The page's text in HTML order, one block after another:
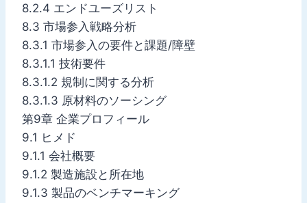
8.2.4 エンドユーズリスト
8.3 市場参入戦略分析
8.3.1 市場参入の要件と課題/障壁
8.3.1.1 技術要件
8.3.1.2 規制に関する分析
8.3.1.3 原材料のソーシング
第9章 企業プロフィール
9.1 ヒメド
9.1.1 会社概要
9.1.2 製造施設と所在地
9.1.3 製品のベンチマーキング